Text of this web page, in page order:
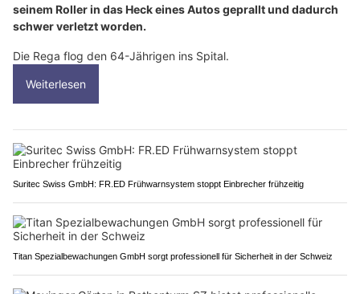
seinem Roller in das Heck eines Autos geprallt und dadurch
schwer verletzt worden.
Die Rega flog den 64-Jährigen ins Spital.
Weiterlesen
Suritec Swiss GmbH: FR.ED Frühwarnsystem stoppt Einbrecher frühzeitig
Titan Spezialbewachungen GmbH sorgt professionell für Sicherheit in der Schweiz